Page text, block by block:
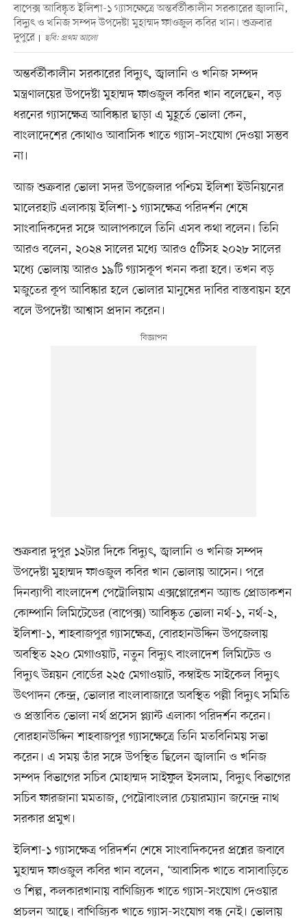
বাপেক্স আবিষ্কৃত ইলিশা-১ গ্যাসক্ষেত্রে অন্তর্বর্তীকালীন সরকারের জ্বালানি,
বিদ্যুৎ ও খনিজ সম্পদ উপদেষ্টা মুহাম্মদ ফাওজুল কবির খান। শুক্রবার
দুপুরে
ছবি: প্রথম আলো
অন্তর্বর্তীকালীন সরকারের বিদ্যুৎ, জ্বালানি ও খনিজ সম্পদ
মন্ত্রণালয়ের উপদেষ্টা মুহাম্মদ ফাওজুল কবির খান বলেছেন, বড়
ধরনের গ্যাসক্ষেত্র আবিষ্কার ছাড়া এ মুহূর্তে ভোলা কেন,
বাংলাদেশের কোথাও আবাসিক খাতে গ্যাস–সংযোগ দেওয়া সম্ভব
না।
আজ শুক্রবার ভোলা সদর উপজেলার পশ্চিম ইলিশা ইউনিয়নের
মালেরহাট এলাকায় ইলিশা-১ গ্যাসক্ষেত্র পরিদর্শন শেষে
সাংবাদিকদের সঙ্গে আলাপকালে তিনি এসব কথা বলেন। তিনি
আরও বলেন, ২০২৪ সালের মধ্যে আরও ৫টিসহ ২০২৮ সালের
মধ্যে ভোলায় আরও ১৯টি গ্যাসকূপ খনন করা হবে। তখন বড়
মজুতের কূপ আবিষ্কার হলে ভোলার মানুষের দাবির বাস্তবায়ন হবে
বলে উপদেষ্টা আশ্বাস প্রদান করেন।
শুক্রবার দুপুর ১২টার দিকে বিদ্যুৎ, জ্বালানি ও খনিজ সম্পদ
উপদেষ্টা মুহাম্মদ ফাওজুল কবির খান ভোলায় আসেন। পরে
দিনব্যাপী বাংলাদেশ পেট্রোলিয়াম এক্সপ্লোরেশন অ্যান্ড প্রোডাকশন
কোম্পানি লিমিটেডের (বাপেক্স) আবিষ্কৃত ভোলা নর্থ-১, নর্থ-২,
ইলিশা-১, শাহবাজপুর গ্যাসক্ষেত্র, বোরহানউদ্দিন উপজেলায়
অবস্থিত ২২০ মেগাওয়াট, নতুন বিদ্যুৎ বাংলাদেশ লিমিটেড ও
বিদ্যুৎ উন্নয়ন বোর্ডের ২২৫ মেগাওয়াট, কম্বাইন্ড সাইকেল বিদ্যুৎ
উৎপাদন কেন্দ্র, ভোলার বাংলাবাজারে অবস্থিত পল্লী বিদ্যুৎ সমিতি
ও প্রস্তাবিত ভোলা নর্থ প্রসেস প্ল্যান্ট এলাকা পরিদর্শন করেন।
বোরহানউদ্দিন শাহবাজপুর গ্যাসক্ষেত্রে তিনি মতবিনিময় সভা
করেন। এ সময় তাঁর সঙ্গে উপস্থিত ছিলেন জ্বালানি ও খনিজ
সম্পদ বিভাগের সচিব মোহাম্মদ সাইফুল ইসলাম, বিদ্যুৎ বিভাগের
সচিব ফারজানা মমতাজ, পেট্রোবাংলার চেয়ারম্যান জনেন্দ্র নাথ
সরকার প্রমুখ।
ইলিশা-১ গ্যাসক্ষেত্র পরিদর্শন শেষে সাংবাদিকদের প্রশ্নের জবাবে
মুহাম্মদ ফাওজুল কবির খান বলেন, ‘আবাসিক খাতে বাসাবাড়িতে
ও শিল্প, কলকারখানায় বাণিজ্যিক খাতে গ্যাস-সংযোগ দেওয়ার
প্রচলন আছে। বাণিজ্যিক খাতে গ্যাস-সংযোগ বন্ধ নেই। ভোলায়